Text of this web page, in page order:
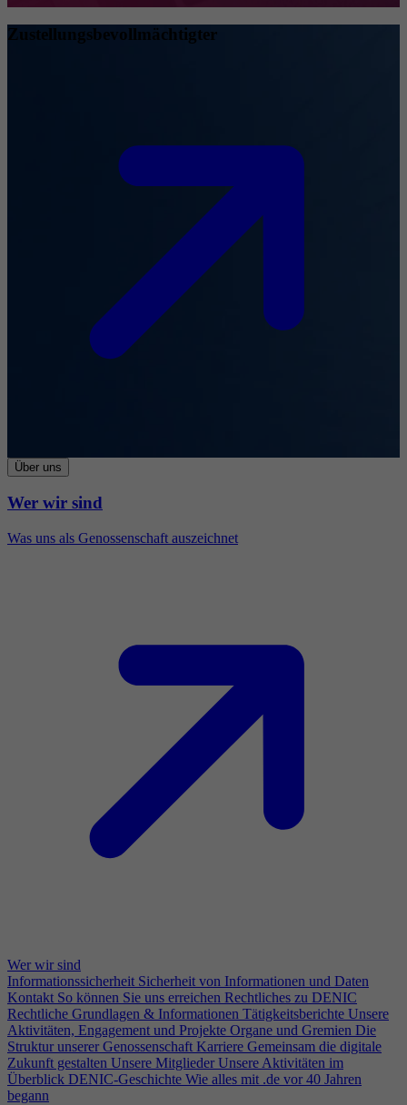
Zustellungsbevollmächtigter
Über uns
Wer wir sind
Was uns als Genossenschaft auszeichnet
Wer wir sind
Informationssicherheit Sicherheit von Informationen und Daten
Kontakt So können Sie uns erreichen Rechtliches zu DENIC
Rechtliche Grundlagen & Informationen Tätigkeitsberichte Unsere
Aktivitäten, Engagement und Projekte Organe und Gremien Die
Struktur unserer Genossenschaft Karriere Gemeinsam die digitale
Zukunft gestalten Unsere Mitglieder Unsere Aktivitäten im
Überblick DENIC-Geschichte Wie alles mit .de vor 40 Jahren
begann